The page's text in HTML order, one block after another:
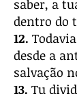
saber, a
dentro do
12.
desde a
salvação
13. Tu